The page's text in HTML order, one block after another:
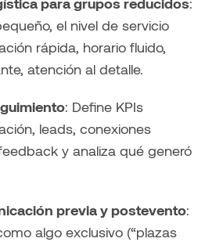
el nivel de servicio
rápida, horario fluido,
atención al detalle.
: Define KPIs
leads, conexiones
y analiza qué generó
previa y postevento:
algo exclusivo (“plazas